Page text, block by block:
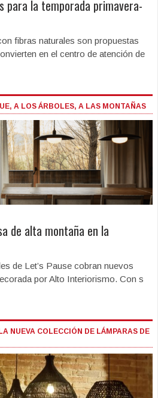
para la temporada primavera-
fibras naturales son propuestas
en el centro de atención de
A LOS ÁRBOLES, A LAS MONTAÑAS
de alta montaña en la
de Let’s Pause cobran nuevos
por Alto Interiorismo. Con s
NUEVA COLECCIÓN DE LÁMPARAS DE